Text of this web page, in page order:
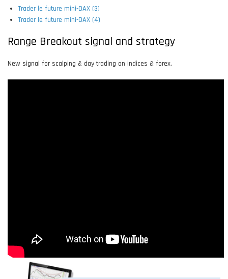
Trader le future mini-DAX (3)
Trader le future mini-DAX (4)
Range Breakout signal and strategy
New signal for scalping & day trading on indices & forex.